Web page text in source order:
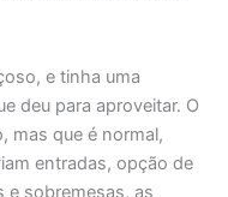
e tinha uma
deu para aproveitar. O
mas que é normal,
entradas, opção de
e sobremesas, as